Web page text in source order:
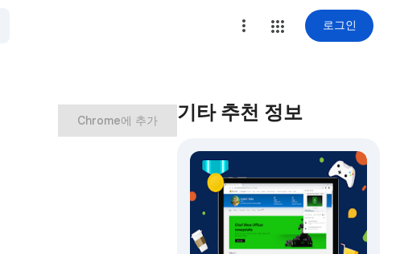
로그인
Chrome에 추가 기타 추천 정보